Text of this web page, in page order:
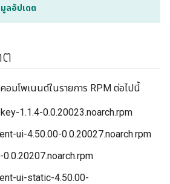
ลอัปเดต
ต
อมโพเนนต์ในรายการ RPM ต่อไปนี้
1.1.4-0.0.20023.noarch.rpm
ui-4.50.00-0.0.20027.noarch.rpm
ui-static-4.50.00-